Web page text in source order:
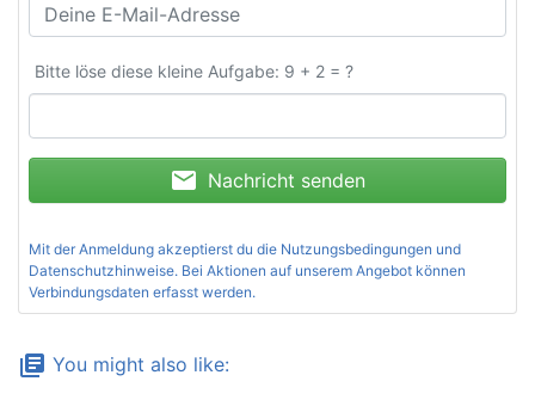
Bitte löse diese kleine Aufgabe: 9 + 2 = ?
mail Nachricht senden
Mit der Anmeldung akzeptierst du die Nutzungsbedingungen und
Datenschutzhinweise. Bei Aktionen auf unserem Angebot können
Verbindungsdaten erfasst werden.
library_books You might also like: